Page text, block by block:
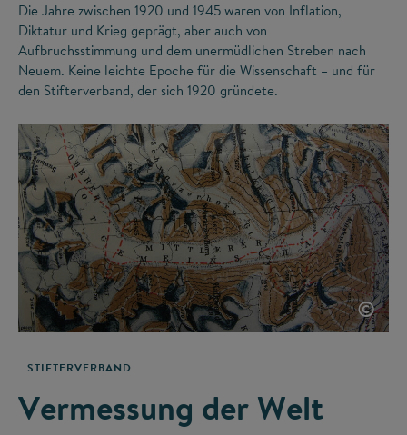
Die Jahre zwischen 1920 und 1945 waren von Inflation,
Diktatur und Krieg geprägt, aber auch von
Aufbruchsstimmung und dem unermüdlichen Streben nach
Neuem. Keine leichte Epoche für die Wissenschaft – und für
den Stifterverband, der sich 1920 gründete.
©
STIFTERVERBAND
Vermessung der Welt